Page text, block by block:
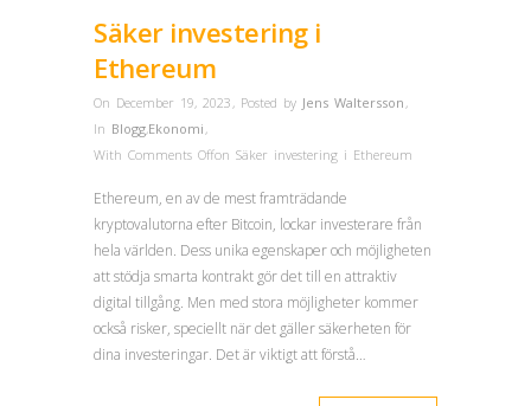
Säker investering i
Ethereum
On December 19, 2023 , Posted by Jens Waltersson ,
In Blogg,Ekonomi ,
With Comments Offon Säker investering i Ethereum
Ethereum, en av de mest framträdande
kryptovalutorna efter Bitcoin, lockar investerare från
hela världen. Dess unika egenskaper och möjligheten
att stödja smarta kontrakt gör det till en attraktiv
digital tillgång. Men med stora möjligheter kommer
också risker, speciellt när det gäller säkerheten för
dina investeringar. Det är viktigt att förstå…